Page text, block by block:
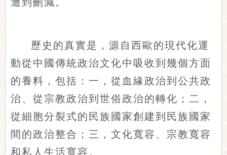
歷史的真實是，源自西歐的現代化運
動從中國傳統政治文化中吸收到幾個方面
的養料，包括：一，從血緣政治到公共政
治、從宗教政治到世俗政治的轉化；二，
從細胞分裂式的民族國家創建到民族國家
間的政治整合；三，文化寬容、宗教寬容
和私人生活寬容。